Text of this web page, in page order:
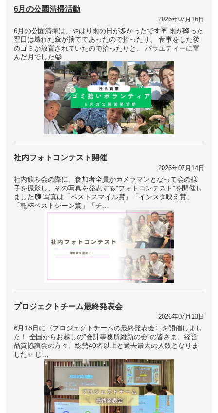
6月の公園清掃活動
2026年07月16日
6月の公園清掃は、やはり雨の日が多かったです☔ 雨が降った
翌日は壊れた傘が捨ててあったので拾ったり、 食事をした後
のゴミが放置されていたので拾ったりと、 バラエティーに富
んだ月でした😂
社内フォトコンテスト開催
2026年07月14日
社内飲み会の際に、参加者全員がカメラマンとなって会の様
子を撮影し、その写真を発表する”フォトコンテスト”を開催し
ました📷 写真は「ベストスマイル賞」「インスタ映え賞」
「乾杯ベストシーン賞」「チ…
プロジェクトチーム最終発表会
2026年07月13日
6月18日に〈プロジェクトチームの最終発表会〉を開催しまし
た！ 全国からお越しの”会計事務所維新の会”の皆さま、経営
品質協議会の方々、総勢40名以上と過去最大の人数となりま
した✨ じ…